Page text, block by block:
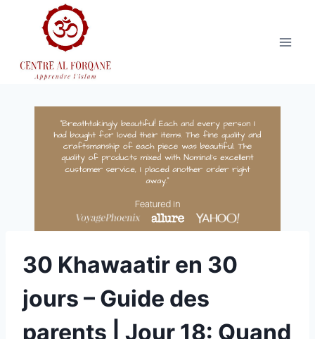
30 Khawaatir en 30
jours – Guide des
parents | Jour 18: Quand